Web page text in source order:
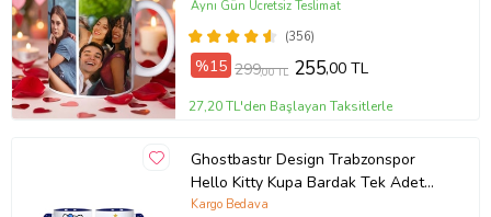
Hediye, Arkadaşa Hediye
(356)
Aynı Gün Ücretsiz Teslimat
%15 299,00 TL 255,00 TL
27,20 TL'den Başlayan Taksitlerle
Ghostbastır Design Trabzonspor
Hello Kitty Kupa Bardak Tek Adet
089
Kargo Bedava